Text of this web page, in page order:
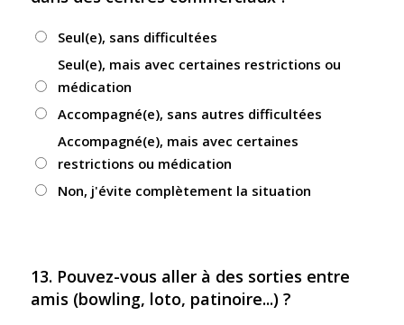
Seul(e), sans difficultées
Seul(e), mais avec certaines restrictions ou
médication
Accompagné(e), sans autres difficultées
Accompagné(e), mais avec certaines
restrictions ou médication
Non, j'évite complètement la situation
13. Pouvez-vous aller à des sorties entre
amis (bowling, loto, patinoire...) ?